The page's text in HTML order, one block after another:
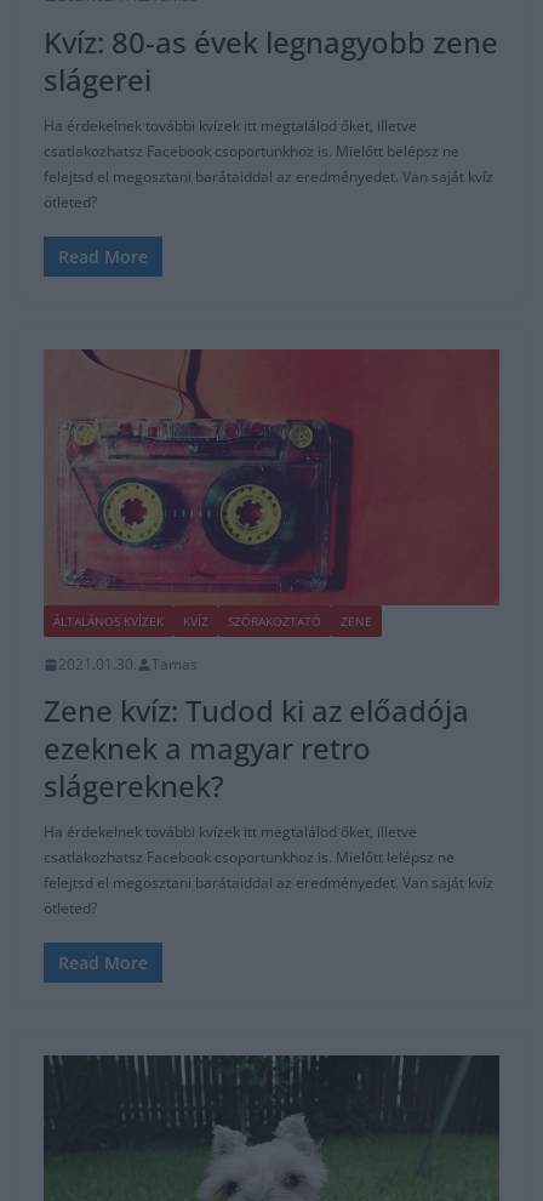
Kvíz: 80-as évek legnagyobb zene
slágerei
Ha érdekelnek további kvízek itt megtalálod őket, illetve
csatlakozhatsz Facebook csoportunkhoz is. Mielőtt belépsz ne
felejtsd el megosztani barátaiddal az eredményedet. Van saját kvíz
ötleted?
Read More
ÁLTALÁNOS KVÍZEK KVÍZ SZÓRAKOZTATÓ ZENE
2021.01.30. Tamas
Zene kvíz: Tudod ki az előadója
ezeknek a magyar retro
slágereknek?
Ha érdekelnek további kvízek itt megtalálod őket, illetve
csatlakozhatsz Facebook csoportunkhoz is. Mielőtt lelépsz ne
felejtsd el megosztani barátaiddal az eredményedet. Van saját kvíz
ötleted?
Read More